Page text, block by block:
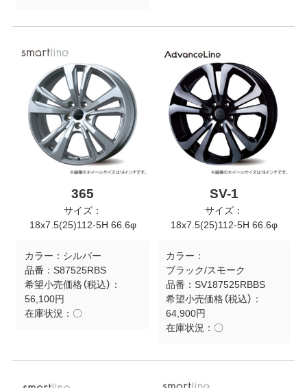
365
サイズ：
18x7.5(25)112-5H 66.6φ
カラー： シルバー
品番： S87525RBS
希望小売価格（税込）：
56,100円
在庫状況： 〇
SV-1
サイズ：
18x7.5(25)112-5H 66.6φ
カラー：
ブラック/スモーク
品番： SV187525RBBS
希望小売価格（税込）：
64,900円
在庫状況： 〇